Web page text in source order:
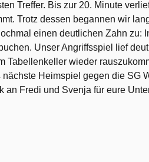
Treffer. Bis zur 20. Minute
Trotz dessen begannen wir
einen deutlichen Zahn zu:
Unser Angriffsspiel lief
Tabellenkeller wieder
nächste Heimspiel gegen die SG
an Fredi und Svenja für eure